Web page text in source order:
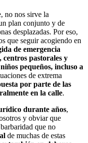
no nos sirve la
plan conjunto y de
desplazadas. Por eso,
que seguir acogiendo en
de emergencia
centros pastorales y
pequeños, incluso a
de extrema
por parte de las
en la calle.
durante años,
y obviar que
que no
de muchas de estas